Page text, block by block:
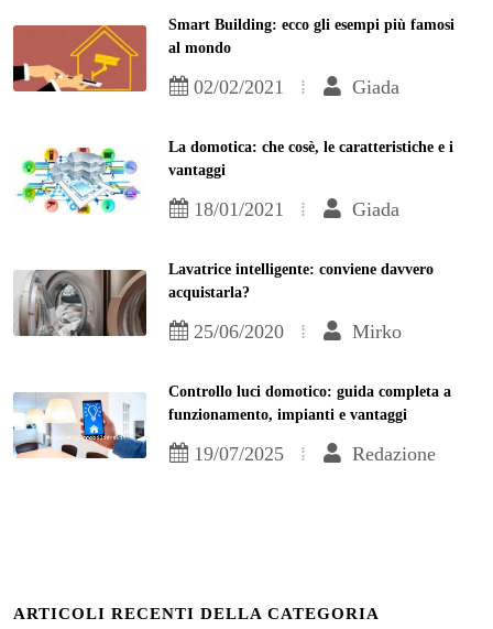
Smart Building: ecco gli esempi più famosi
al mondo
02/02/2021 Giada
La domotica: che cosè, le caratteristiche e i
vantaggi
18/01/2021 Giada
Lavatrice intelligente: conviene davvero
acquistarla?
25/06/2020 Mirko
Controllo luci domotico: guida completa a
funzionamento, impianti e vantaggi
19/07/2025 Redazione
ARTICOLI RECENTI DELLA CATEGORIA